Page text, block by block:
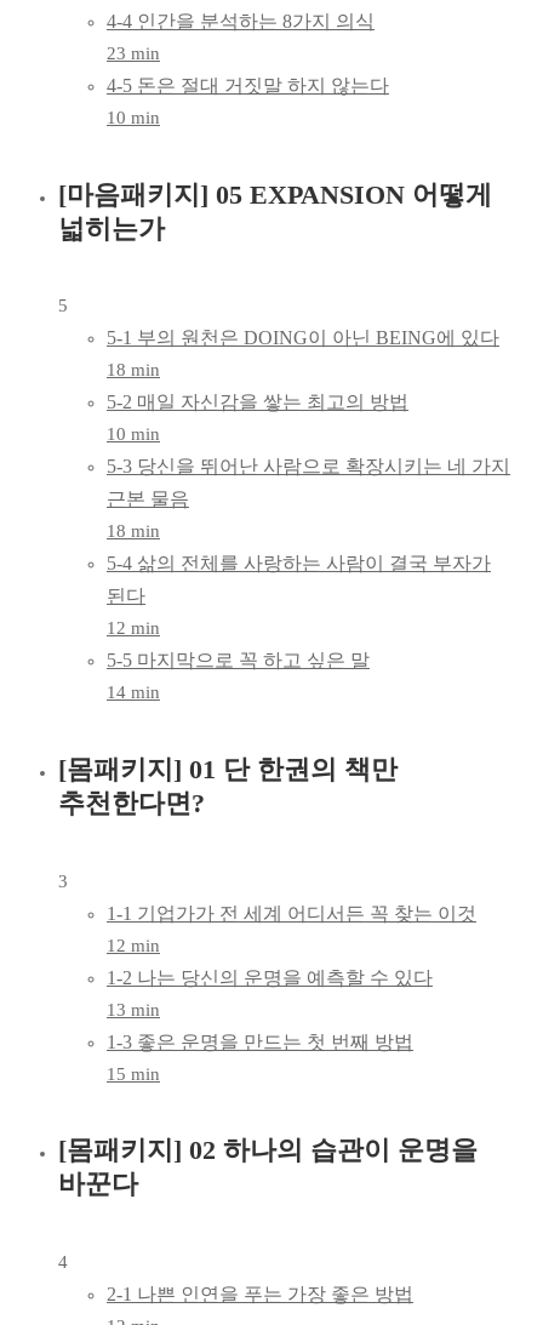
4-4 인간을 분석하는 8가지 의식
23 min
4-5 돈은 절대 거짓말 하지 않는다
10 min
[마음패키지] 05 EXPANSION 어떻게
넓히는가
5
5-1 부의 원천은 DOING이 아닌 BEING에 있다
18 min
5-2 매일 자신감을 쌓는 최고의 방법
10 min
5-3 당신을 뛰어난 사람으로 확장시키는 네 가지
근본 물음
18 min
5-4 삶의 전체를 사랑하는 사람이 결국 부자가
된다
12 min
5-5 마지막으로 꼭 하고 싶은 말
14 min
[몸패키지] 01 단 한권의 책만
추천한다면?
3
1-1 기업가가 전 세계 어디서든 꼭 찾는 이것
12 min
1-2 나는 당신의 운명을 예측할 수 있다
13 min
1-3 좋은 운명을 만드는 첫 번째 방법
15 min
[몸패키지] 02 하나의 습관이 운명을
바꾼다
4
2-1 나쁜 인연을 푸는 가장 좋은 방법